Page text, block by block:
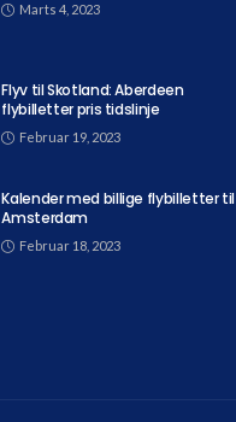
Marts 4, 2023
Flyv til Skotland: Aberdeen
flybilletter pris tidslinje
Februar 19, 2023
Kalender med billige flybilletter til
Amsterdam
Februar 18, 2023